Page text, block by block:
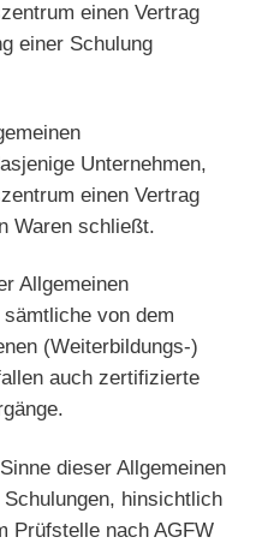
einen Vertrag
einer Schulung
Unternehmen,
einen Vertrag
Waren schließt.
Allgemeinen
von dem
(Weiterbildungs-)
auch zertifizierte
dieser Allgemeinen
hinsichtlich
Prüfstelle nach AGFW